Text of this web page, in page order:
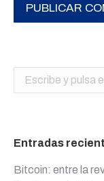
PUBLICAR
Buscar:
Entradas
Bitcoin: entre la